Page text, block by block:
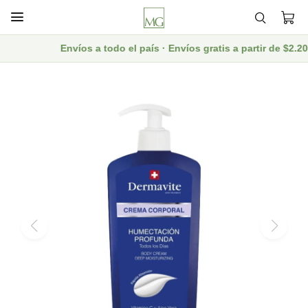

Envíos a todo el país · Envíos gratis a partir de